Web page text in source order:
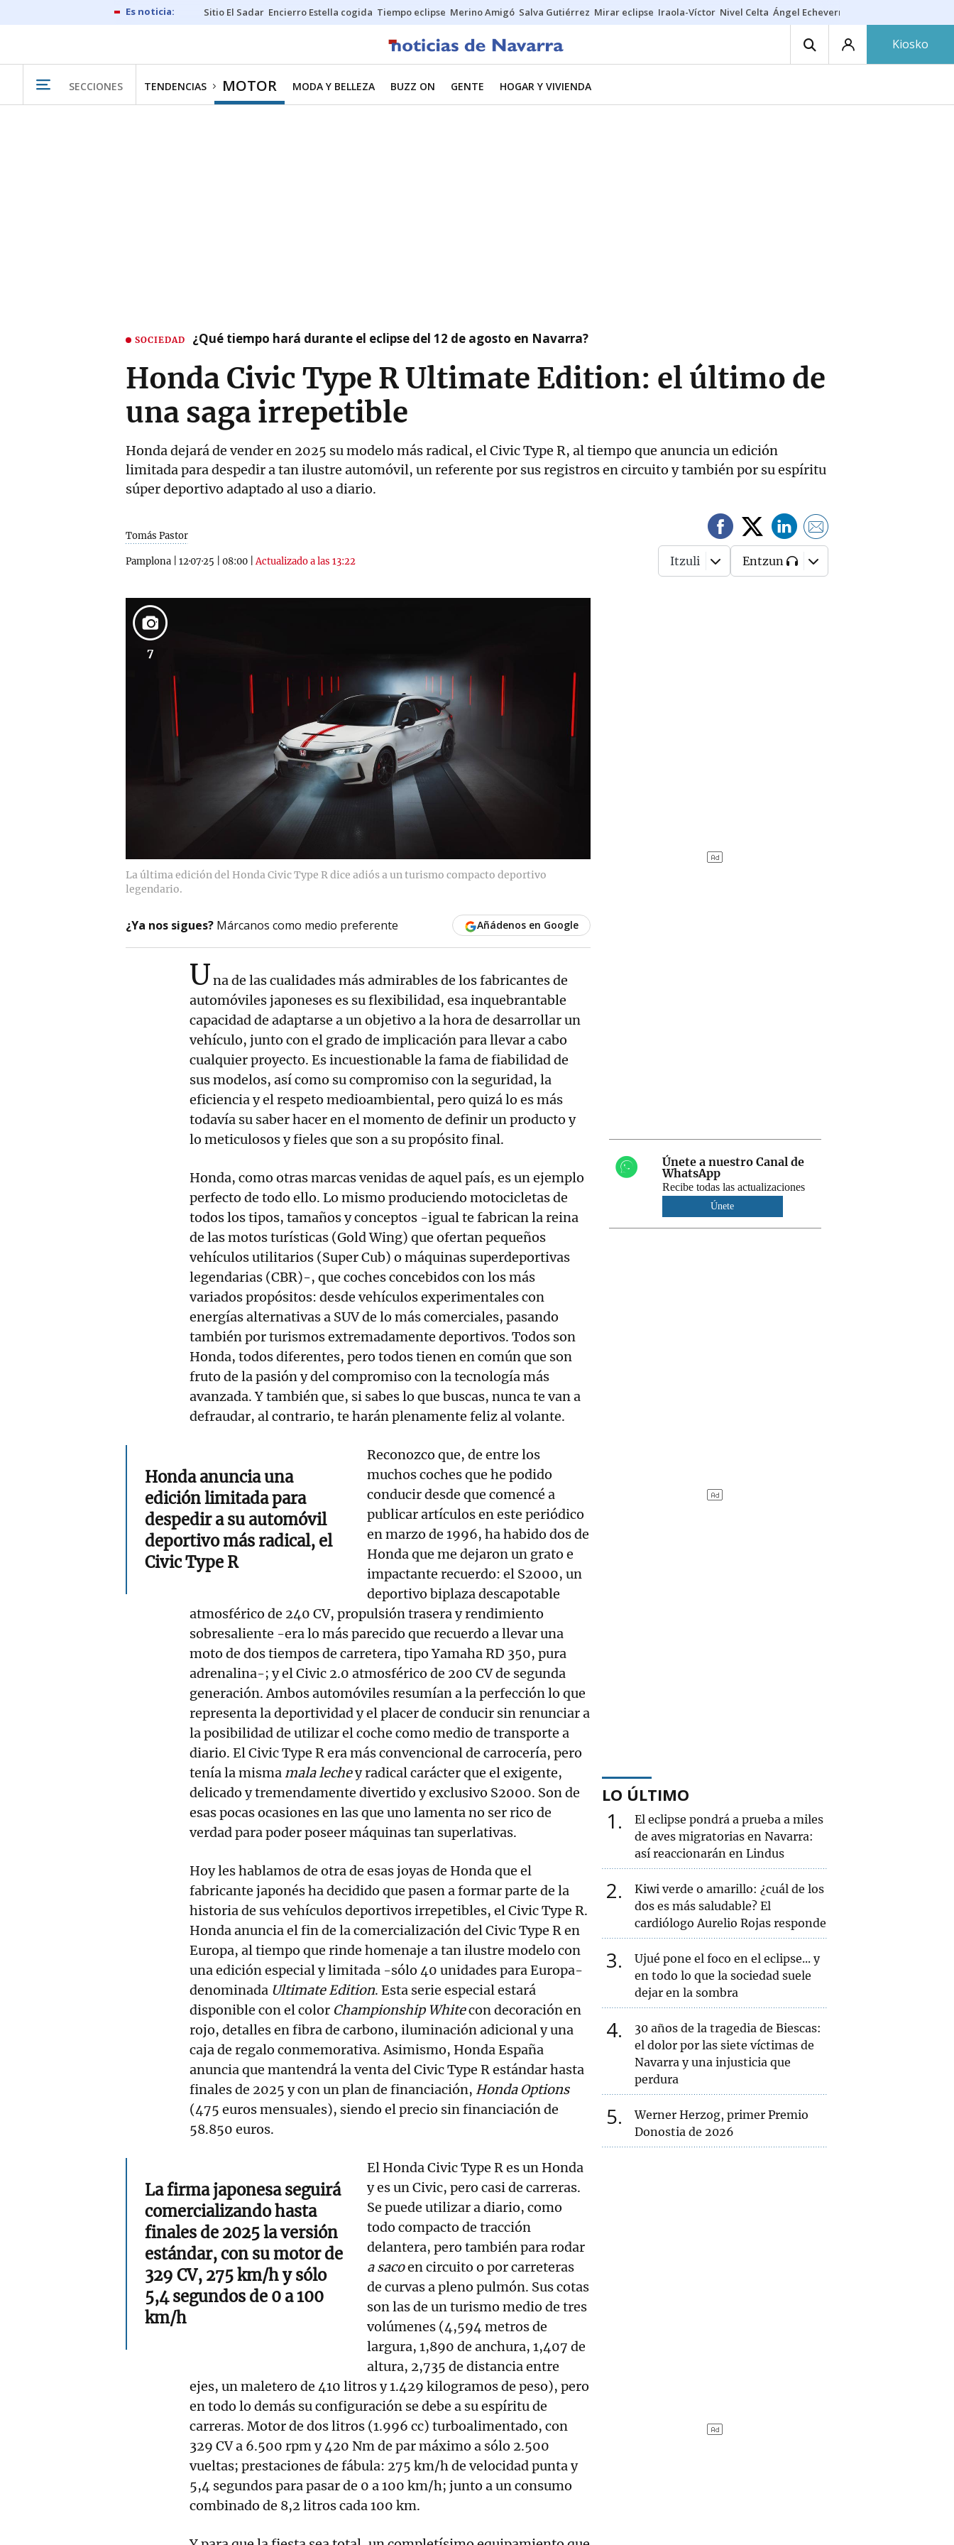
Sitio El Sadar Encierro Estella cogida Tiempo eclipse Merino Amigó Salva Gutiérrez Mirar eclipse Iraola-Víctor Nivel Celta Ángel Echeverría
Kiosko
SECCIONES TENDENCIAS MOTOR MODA Y BELLEZA BUZZ ON GENTE HOGAR Y VIVIENDA
SOCIEDAD ¿Qué tiempo hará durante el eclipse del 12 de agosto en Navarra?
Honda Civic Type R Ultimate Edition: el último de
una saga irrepetible
Honda dejará de vender en 2025 su modelo más radical, el Civic Type R, al tiempo que anuncia un edición
limitada para despedir a tan ilustre automóvil, un referente por sus registros en circuito y también por su espíritu
súper deportivo adaptado al uso a diario.
Tomás Pastor
Pamplona 12·07·25 08:00 |Actualizado a las 13:22 Itzuli Entzun
7
La última edición del Honda Civic Type R dice adiós a un turismo compacto deportivo
legendario.
¿Ya nos sigues? Márcanos como medio preferente Añádenos en Google
Una de las cualidades más admirables de los fabricantes de
automóviles japoneses es su flexibilidad, esa inquebrantable
capacidad de adaptarse a un objetivo a la hora de desarrollar un
vehículo, junto con el grado de implicación para llevar a cabo
cualquier proyecto. Es incuestionable la fama de fiabilidad de
sus modelos, así como su compromiso con la seguridad, la
eficiencia y el respeto medioambiental, pero quizá lo es más
todavía su saber hacer en el momento de definir un producto y
lo meticulosos y fieles que son a su propósito final.
Honda, como otras marcas venidas de aquel país, es un ejemplo
perfecto de todo ello. Lo mismo produciendo motocicletas de
todos los tipos, tamaños y conceptos -igual te fabrican la reina
de las motos turísticas (Gold Wing) que ofertan pequeños
vehículos utilitarios (Super Cub) o máquinas superdeportivas
legendarias (CBR)-, que coches concebidos con los más
variados propósitos: desde vehículos experimentales con
energías alternativas a SUV de lo más comerciales, pasando
también por turismos extremadamente deportivos. Todos son
Honda, todos diferentes, pero todos tienen en común que son
fruto de la pasión y del compromiso con la tecnología más
avanzada. Y también que, si sabes lo que buscas, nunca te van a
defraudar, al contrario, te harán plenamente feliz al volante.
Honda anuncia una
edición limitada para
despedir a su automóvil
deportivo más radical, el
Civic Type R
Reconozco que, de entre los
muchos coches que he podido
conducir desde que comencé a
publicar artículos en este periódico
en marzo de 1996, ha habido dos de
Honda que me dejaron un grato e
impactante recuerdo: el S2000, un
deportivo biplaza descapotable
atmosférico de 240 CV, propulsión trasera y rendimiento
sobresaliente -era lo más parecido que recuerdo a llevar una
moto de dos tiempos de carretera, tipo Yamaha RD 350, pura
adrenalina-; y el Civic 2.0 atmosférico de 200 CV de segunda
generación. Ambos automóviles resumían a la perfección lo que
representa la deportividad y el placer de conducir sin renunciar a
la posibilidad de utilizar el coche como medio de transporte a
diario. El Civic Type R era más convencional de carrocería, pero
tenía la misma mala lechey radical carácter que el exigente,
delicado y tremendamente divertido y exclusivo S2000. Son de
esas pocas ocasiones en las que uno lamenta no ser rico de
verdad para poder poseer máquinas tan superlativas.
Hoy les hablamos de otra de esas joyas de Honda que el
fabricante japonés ha decidido que pasen a formar parte de la
historia de sus vehículos deportivos irrepetibles, el Civic Type R.
Honda anuncia el fin de la comercialización del Civic Type R en
Europa, al tiempo que rinde homenaje a tan ilustre modelo con
una edición especial y limitada -sólo 40 unidades para Europa-
denominada Ultimate Edition. Esta serie especial estará
disponible con el color Championship Whitecon decoración en
rojo, detalles en fibra de carbono, iluminación adicional y una
caja de regalo conmemorativa. Asimismo, Honda España
anuncia que mantendrá la venta del Civic Type R estándar hasta
finales de 2025 y con un plan de financiación, Honda Options
(475 euros mensuales), siendo el precio sin financiación de
58.850 euros.
La firma japonesa seguirá
comercializando hasta
finales de 2025 la versión
estándar, con su motor de
329 CV, 275 km/h y sólo
5,4 segundos de 0 a 100
km/h
El Honda Civic Type R es un Honda
y es un Civic, pero casi de carreras.
Se puede utilizar a diario, como
todo compacto de tracción
delantera, pero también para rodar
a sacoen circuito o por carreteras
de curvas a pleno pulmón. Sus cotas
son las de un turismo medio de tres
volúmenes (4,594 metros de
largura, 1,890 de anchura, 1,407 de
altura, 2,735 de distancia entre
ejes, un maletero de 410 litros y 1.429 kilogramos de peso), pero
en todo lo demás su configuración se debe a su espíritu de
carreras. Motor de dos litros (1.996 cc) turboalimentado, con
329 CV a 6.500 rpm y 420 Nm de par máximo a sólo 2.500
vueltas; prestaciones de fábula: 275 km/h de velocidad punta y
5,4 segundos para pasar de 0 a 100 km/h; junto a un consumo
combinado de 8,2 litros cada 100 km.
Únete a nuestro Canal de
WhatsApp
Recibe todas las actualizaciones
Únete
LO ÚLTIMO
1
El eclipse pondrá a prueba a miles
de aves migratorias en Navarra:
así reaccionarán en Lindus
2
Kiwi verde o amarillo: ¿cuál de los
dos es más saludable? El
cardiólogo Aurelio Rojas responde
3
Ujué pone el foco en el eclipse... y
en todo lo que la sociedad suele
dejar en la sombra
4
30 años de la tragedia de Biescas:
el dolor por las siete víctimas de
Navarra y una injusticia que
perdura
5
Werner Herzog, primer Premio
Donostia de 2026